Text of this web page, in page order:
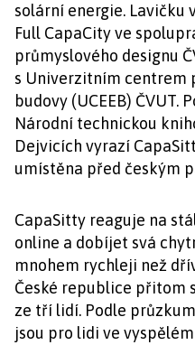
solární energie. Lavičku
Full CapaCity ve
průmyslového designu
s Univerzitním centrem
budovy (UCEEB) ČVUT.
Národní technickou
Dejvicích vyrazí
umístěna před českým
CapaSitty reaguje na
online a dobíjet svá
mnohem rychleji než
České republice přitom
ze tří lidí. Podle
jsou pro lidi ve